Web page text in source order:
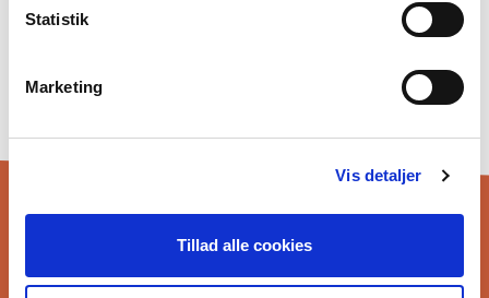
Statistik
Marketing
Vis detaljer
Tillad alle cookies